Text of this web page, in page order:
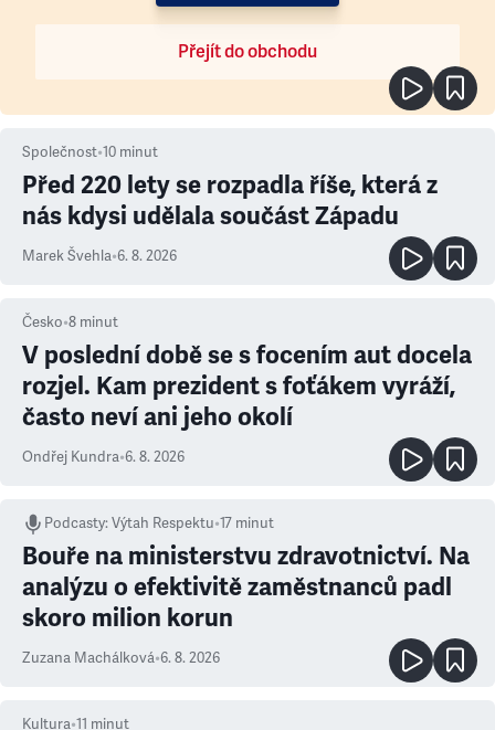
Přejít do obchodu
Společnost•10 minut
Před 220 lety se rozpadla říše, která z
nás kdysi udělala součást Západu
Marek Švehla•6. 8. 2026
Česko•8 minut
V poslední době se s focením aut docela
rozjel. Kam prezident s foťákem vyráží,
často neví ani jeho okolí
Ondřej Kundra•6. 8. 2026
Podcasty:Výtah Respektu•17 minut
Bouře na ministerstvu zdravotnictví. Na
analýzu o efektivitě zaměstnanců padl
skoro milion korun
Zuzana Machálková•6. 8. 2026
Kultura•11 minut